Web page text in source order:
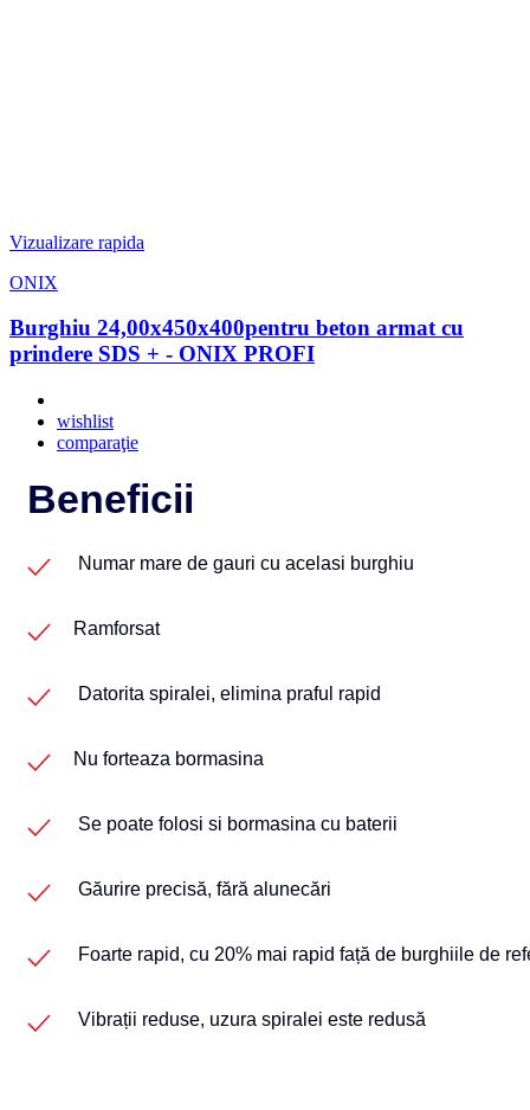
Vizualizare rapida
ONIX
Burghiu 24,00x450x400pentru beton armat cu
prindere SDS + - ONIX PROFI
wishlist
comparaţie
Beneficii
Numar mare de gauri cu acelasi burghiu
Ramforsat
Datorita spiralei, elimina praful rapid
Nu forteaza bormasina
Se poate folosi si bormasina cu baterii
Găurire precisă, fără alunecări
Foarte rapid, cu 20% mai rapid față de burghiile de
Vibrații reduse, uzura spiralei este redusă